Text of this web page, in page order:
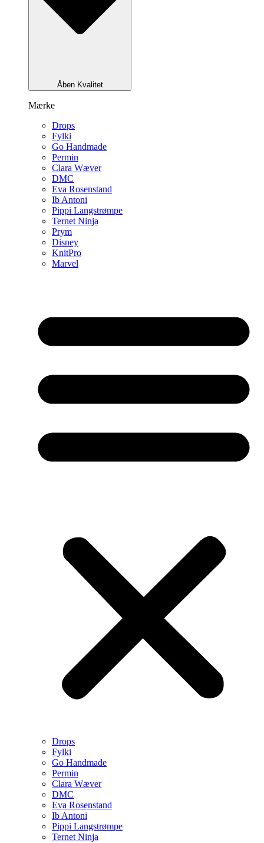
Åben Kvalitet
Mærke
Drops
Fylki
Go Handmade
Permin
Clara Wæver
DMC
Eva Rosenstand
Ib Antoni
Pippi Langstrømpe
Ternet Ninja
Prym
Disney
KnitPro
Marvel
Drops
Fylki
Go Handmade
Permin
Clara Wæver
DMC
Eva Rosenstand
Ib Antoni
Pippi Langstrømpe
Ternet Ninja